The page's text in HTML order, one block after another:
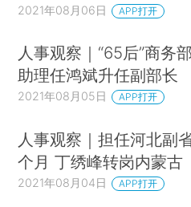
2021年08月06日 APP打开
人事观察｜“65后”商务
助理任鸿斌升任副部长
2021年08月05日 APP打开
人事观察｜担任河北副
个月 丁绣峰转岗内蒙古
2021年08月04日 APP打开